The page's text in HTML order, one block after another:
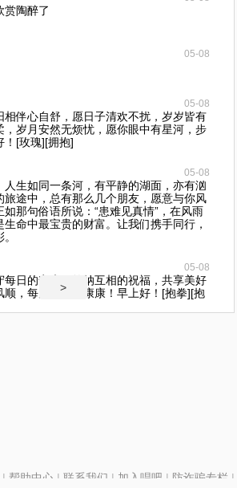
赏陶醉了
05-08
05-08
相伴心自舒，愿日子清欢不扰，岁岁皆有
，岁月安然无烦忧，愿你眼中有星河，步
！[玫瑰][拥抱]
05-08
人生如同一条河，有平静的湖面，亦有汹
旅途中，总有那么几个朋友，愿意与你风
那句俗语所说：“患难见真情”，在风雨
命中最宝贵的财富。让我们携手同行，
05-08
每日的安康，笑纳互相的祝福，共享美好
顺，每天都健健康康！早上好！[抱拳][抱
>
帮助中心 | 联系我们 | 加入唱吧 | 防诈骗专栏 |